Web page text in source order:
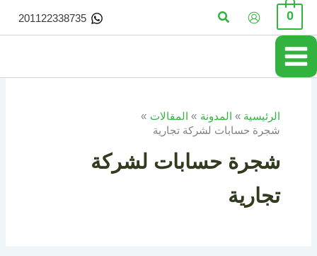
تخطي
المحتوى
0 البحث 201122338735
الرئيسية المدونة
المقالات
شجرة حسابات لشركة تجارية
شجرة حسابات لشركة
تجارية